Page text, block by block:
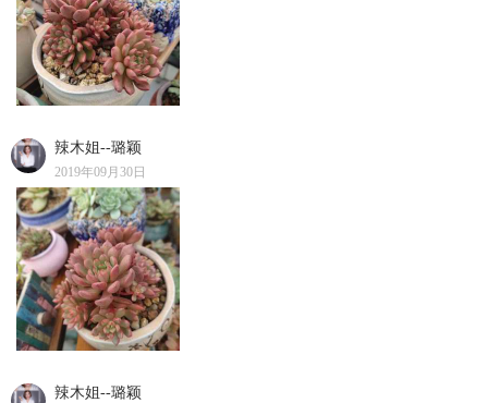
辣木姐--璐颖
2019年09月30日
辣木姐--璐颖